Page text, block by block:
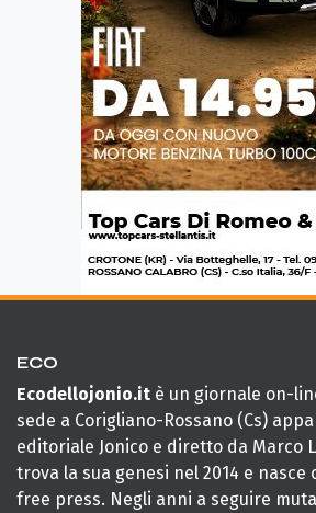
ECO
Ecodellojonio.it è un giornale on-
sede a Corigliano-Rossano (Cs)
editoriale Jonico e diretto da Marco
trova la sua genesi nel 2014 e nasce
free press. Negli anni a seguire